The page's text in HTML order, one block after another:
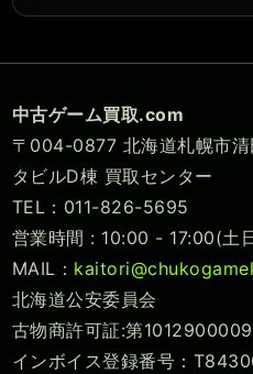
中古ゲーム買取.com
〒004-0877 北海道札幌市
タビルD棟 買取センター
TEL：011-826-5695
営業時間 : 10:00 - 17:00(土日
MAIL：
北海道公安委員会
古物商許可証:第
インボイス登録番号：